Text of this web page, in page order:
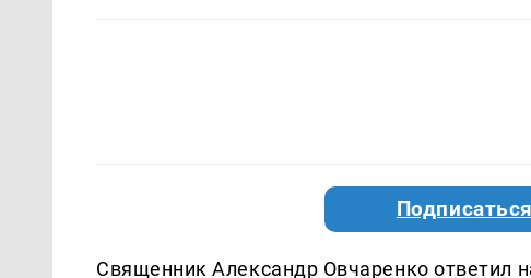
Священник Александр Овчаренко ответил